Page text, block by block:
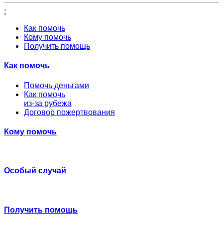
;
Как помочь
Кому помочь
Получить помощь
Как помочь
Помочь деньгами
Как помочь
из-за рубежа
Договор пожертвования
Кому помочь
Особый случай
Получить помощь